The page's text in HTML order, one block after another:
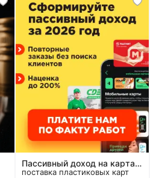
Пассивный доход на картах и системах
поставка пластиковых карт